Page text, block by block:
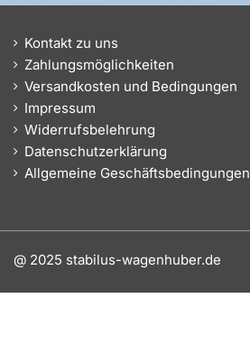
Kontakt zu uns
Zahlungsmöglichkeiten
Versandkosten und Bedingungen
Impressum
Widerrufsbelehrung
Datenschutzerklärung
Allgemeine Geschäftsbedingungen
@ 2025 stabilus-wagenhuber.de